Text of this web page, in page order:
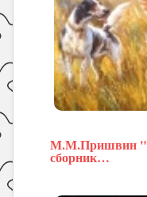
М.М.Пришвин
сборник…